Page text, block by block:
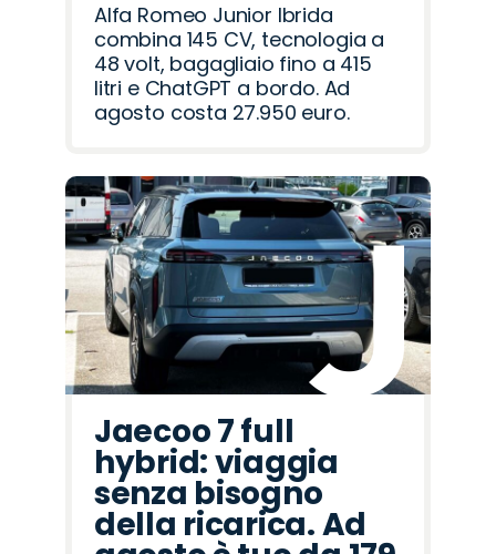
Alfa Romeo Junior Ibrida
combina 145 CV, tecnologia a
48 volt, bagagliaio fino a 415
litri e ChatGPT a bordo. Ad
agosto costa 27.950 euro.
Jaecoo 7 full
hybrid: viaggia
senza bisogno
della ricarica. Ad